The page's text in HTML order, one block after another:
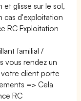
et glisse sur le sol,
cas d'exploitation
RC Exploitation
familial /
vous rendez un
client porte
=> Cela
RC